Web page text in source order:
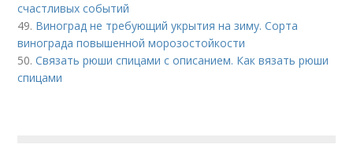
счастливых событий
49. Виноград не требующий укрытия на зиму. Сорта
винограда повышенной морозостойкости
50.Связать рюши спицами с описанием. Как вязать рюши
спицами